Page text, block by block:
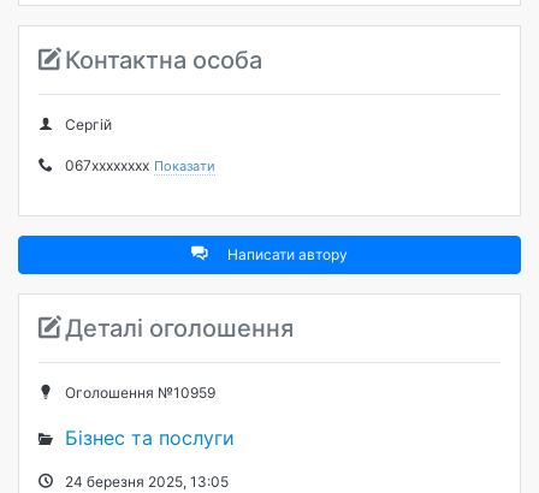
Контактна особа
Сергій
067xxxxxxxx Показати
Написати автору
Деталі оголошення
Оголошення №10959
Бізнес та послуги
24 березня 2025, 13:05